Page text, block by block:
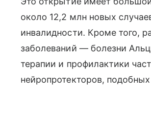
около 12,2 млн новых
инвалидности. Кроме того,
заболеваний — болезни
терапии и профилактики
нейропротекторов,